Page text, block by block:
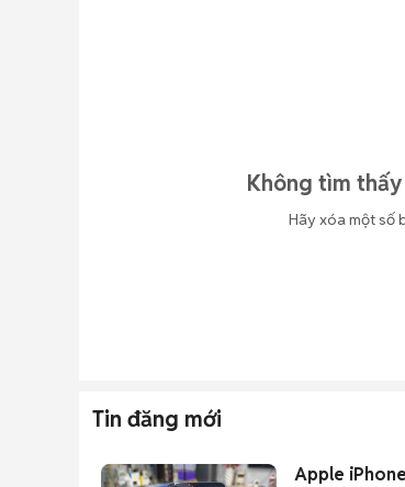
Không tìm
Hãy xóa một số
Tin đăng mới
Apple